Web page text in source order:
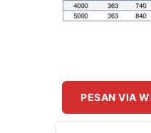
PESAN VIA